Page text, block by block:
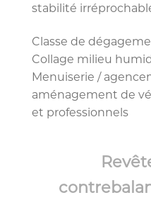
stabilité
Classe de
Collage milieu
Menuiserie /
aménagement de
et professionnels